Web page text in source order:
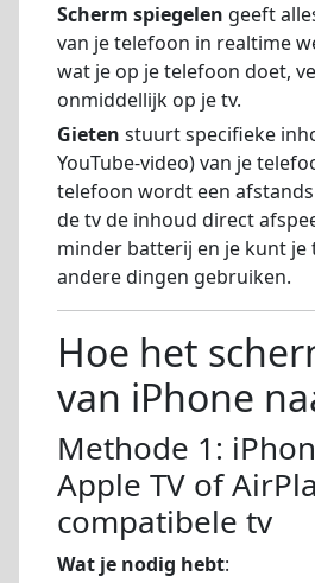
Scherm spiegelen geeft
van je telefoon in realtime
wat je op je telefoon doet,
onmiddellijk op je tv.
Gieten stuurt specifieke
YouTube-video) van je
telefoon wordt een
de tv de inhoud direct
minder batterij en je kunt
andere dingen gebruiken.
Hoe het
van iPhone
Methode 1:
Apple TV of
compatibele tv
Wat je nodig hebt: